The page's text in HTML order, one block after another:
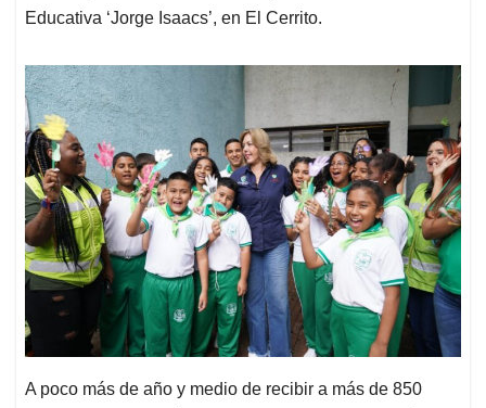
Educativa ‘Jorge Isaacs’, en El Cerrito.
A poco más de año y medio de recibir a más de 850